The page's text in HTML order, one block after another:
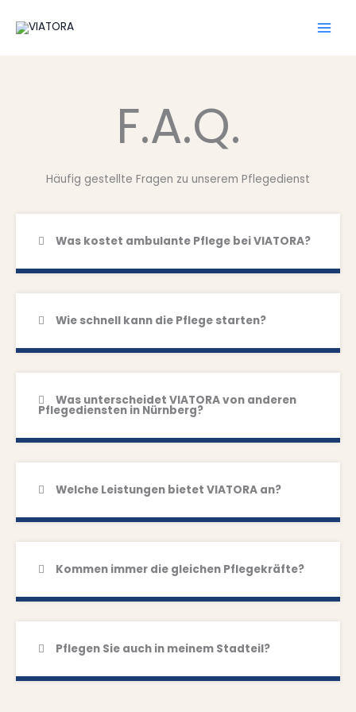
Inhalt
F.A.Q.
Häufig gestellte Fragen zu unserem Pflegedienst
Was kostet ambulante Pflege bei VIATORA?
Wie schnell kann die Pflege starten?
Was unterscheidet VIATORA von anderen
Pflegediensten in Nürnberg?
Welche Leistungen bietet VIATORA an?
Kommen immer die gleichen Pflegekräfte?
Pflegen Sie auch in meinem Stadteil?